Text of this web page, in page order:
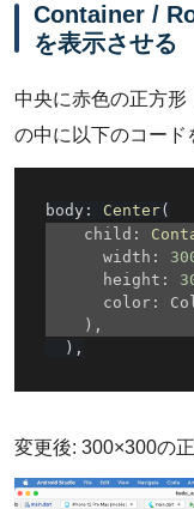
Container /
を表示させる
中央に赤色の正方形
の中に以下のコード
body : Center(
    child
:
      width
:
      height
:
      color
:
) ,
) ,
変更後: 300×300の